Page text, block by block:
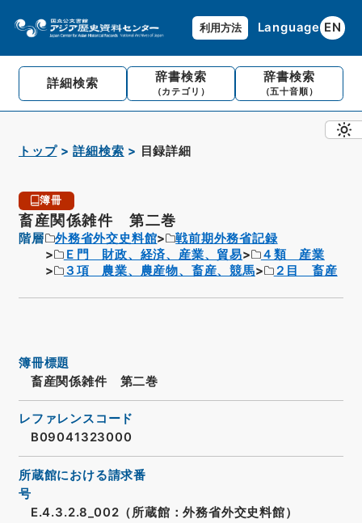
利用方法 Language EN
詳細検索 辞書検索
（カテゴリ）
辞書検索
（五十音順）
トップ 詳細検索 目録詳細
簿冊
畜産関係雑件 第二巻
階層 外務省外交史料館
戦前期外務省記録
Ｅ門 財政、経済、産業、貿易
４類 産業
３項 農業、農産物、畜産、競馬
２目 畜産
簿冊標題
畜産関係雑件 第二巻
レファレンスコード
B09041323000
所蔵館における請求番
号
E.4.3.2.8_002（所蔵館：外務省外交史料館）